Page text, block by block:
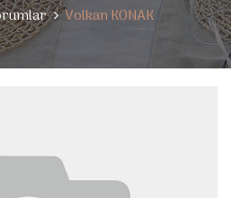
Volkan KONAK